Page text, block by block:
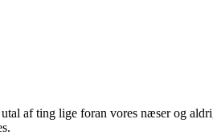
af ting lige foran vores næser og